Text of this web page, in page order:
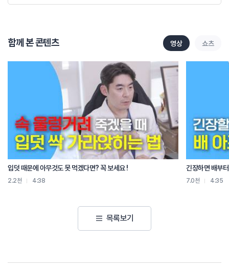
거고 내가 쫌 신경을 썼는데 머리가 아프다고 생각할 수 도 있잖아요.
하다보면 한 5일전부터, 일주일전부터 머리가 되게 아팠어요. 그때 그게 사실
전조증상이라는 걸 아는 거고 현실적으로는 머리가 아파서 이게 곧 안면마비가
올것이다 하는 것은 알아차리기 어렵죠
일단은 뭔가 이쪽에 마비감이 좀 있다 그렇게 시작이 되고 점점 이제 자고
일어났더니 입이 돌아가더라, 양치질을 하는데 물이 샌다?! 음식을 먹을 때
흘러내린다?! 그때부터 병원에 오셔야죠. 그리고 눈이 확실히 안 감기니까
뻑뻑하고 눈물이 많이 나더라 그런 분들이 많이 계시고 그런 증상들이 있으면,
의심을 하고 병원에 오셔야 되겠죠.
밥 먹다가 반찬이 흘렀는데 저 안면마비 인가요?
예전부터 그런 경우가 있었다면 사실 안면마비가 아니죠. 습관 아닐까요? 밥을
흘리면서 먹는 습관? 젓가락질부터 똑바로! 밥상교육부터!
그리고 벨마비라는 것 자체가 급성으로 72시간안에 진행되는 특징을 보이기
긴가민가 하는 경우도 있는데 3일 이내에 판가름이 나요 보통
치료해봅시다!
함께 본 콘텐츠 영상 쇼츠
입덧 때문에 아무것도 못 먹겠다면? 꼭 보세요 !
2.2천 4:38
긴장하면 배부
7.0천 4:35
목록보기